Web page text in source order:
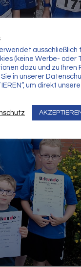
ausschließlich
(keine Werbe- oder
dazu und zu Ihren
in unserer
um direkt